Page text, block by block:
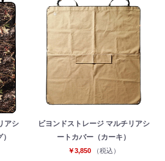
アシ
ビヨンドストレージ マルチリアシ
ートカバー（カーキ）
￥3,850 （税込）